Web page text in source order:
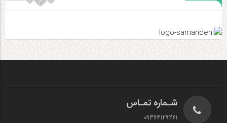
شـماره تمـاس
09364129261